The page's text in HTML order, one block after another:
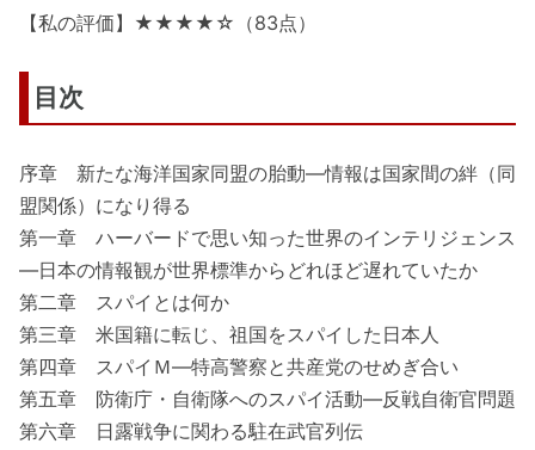
【私の評価】★★★★☆（83点）
目次
序章 新たな海洋国家同盟の胎動―情報は国家間の絆（同
盟関係）になり得る
第一章 ハーバードで思い知った世界のインテリジェンス
―日本の情報観が世界標準からどれほど遅れていたか
第二章 スパイとは何か
第三章 米国籍に転じ、祖国をスパイした日本人
第四章 スパイＭ―特高警察と共産党のせめぎ合い
第五章 防衛庁・自衛隊へのスパイ活動―反戦自衛官問題
第六章 日露戦争に関わる駐在武官列伝